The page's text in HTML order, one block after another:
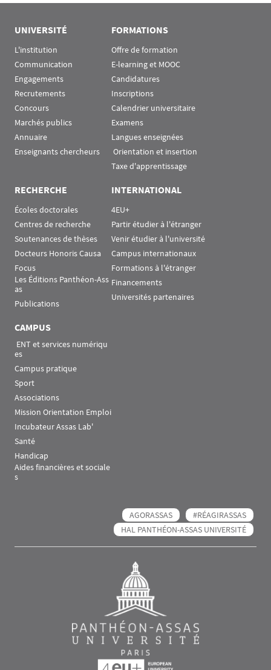
UNIVERSITÉ
L'institution
Communication
Engagements
Recrutements
Concours
Marchés publics
Annuaire
Enseignants chercheurs
FORMATIONS
Offre de formation
E-learning et MOOC
Candidatures
Inscriptions
Calendrier universitaire
Examens
Langues enseignées
Orientation et insertion
Taxe d'apprentissage
RECHERCHE
Écoles doctorales
Centres de recherche
Soutenances de thèses
Docteurs Honoris Causa
Focus
Les Éditions Panthéon-Ass
as
Publications
INTERNATIONAL
4EU+
Partir étudier à l'étranger
Venir étudier à l'université
Campus internationaux
Formations à l'étranger
Financements
Universités partenaires
CAMPUS
es
Campus pratique
Sport
Associations
Mission Orientation Emploi
Incubateur Assas Lab'
Santé
Handicap
Aides financières et sociale
s
AGORASSAS
#RÉAGIRASSAS
HAL PANTHÉON-ASSAS UNIVERSITÉ